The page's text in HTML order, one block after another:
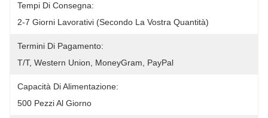
Tempi Di Consegna:
2-7 Giorni Lavorativi (secondo La Vostra Quantità)
Termini Di Pagamento:
T/T, Western Union, MoneyGram, PayPal
Capacità Di Alimentazione:
500 Pezzi Al Giorno